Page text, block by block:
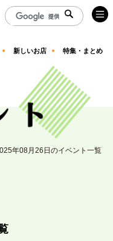
新しいお店 特集・まとめ
年08月26日のイベント一覧